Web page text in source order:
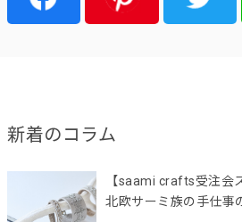
新着のコラム
【saami crafts受注会
北欧サーミ族の手仕事